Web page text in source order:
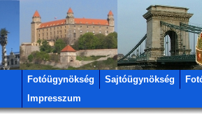
Fotóügynökség Sajtóügynökség
Impresszum